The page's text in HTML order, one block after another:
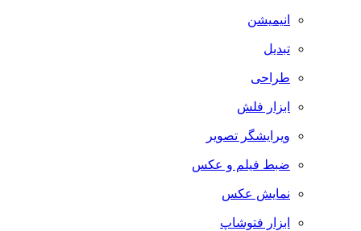
انیمیشن
تبدیل
طراحی
ابزار فلش
ویرایشگر تصویر
ضبط فيلم و عكس
نمایش عکس
ابزار فتوشاپ